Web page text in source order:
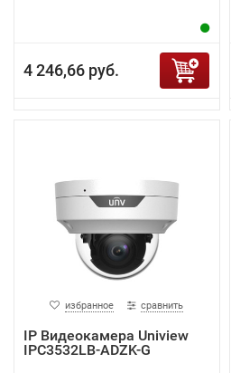
4 246,66 руб.
избранное сравнить
IP Видеокамера Uniview
IPC3532LB-ADZK-G